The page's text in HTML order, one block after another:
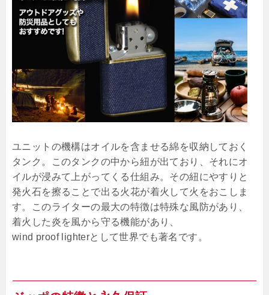
ユニットの機構はオイルを含ませる綿を収納しておく
タンク。このタンクの中から紐が出ており、それにオ
イルが浸みて上がってくる仕組み。その紐にやすりと
発火石を擦ることで出る火花が着火して火をおこしま
す。このライターの最大の特徴は特殊な風防があり、
着火した炎を風から守る機能があり、
wind proof lighterとして世界でも著名です。